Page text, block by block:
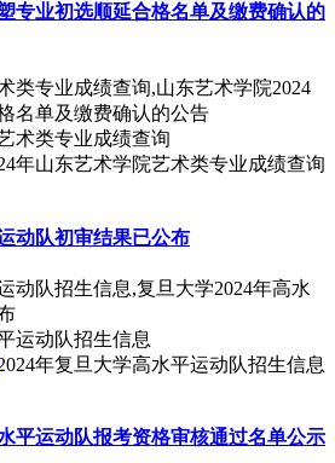
专业初选顺延合格名单及缴费确认的
类专业成绩查询,山东艺术学院2024
名单及缴费确认的公告
年山东艺术学院艺术类专业成绩查询
动队初审结果已公布
动队招生信息,复旦大学2024年高水
年复旦大学高水平运动队招生信息
平运动队报考资格审核通过名单公示